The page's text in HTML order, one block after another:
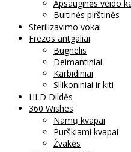
Apsauginės veido
Buitinės pirštinės
Sterilizavimo vokai
Frezos antgaliai
Būgnelis
Deimantiniai
Karbidiniai
Silikoniniai ir kiti
HLD Dildės
360 Wishes
Namų kvapai
Purškiami kvapai
Žvakės